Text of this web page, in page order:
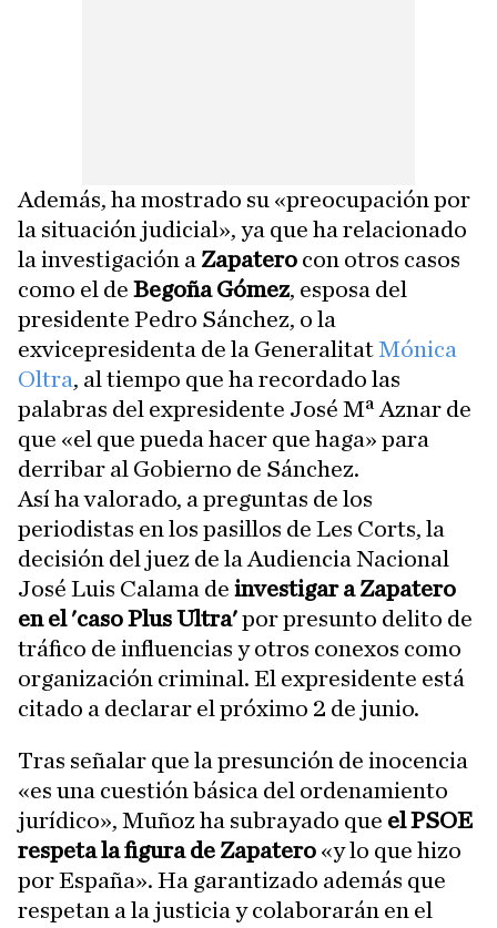
Además, ha mostrado su «preocupación por
la situación judicial», ya que ha relacionado
la investigación a Zapatero con otros casos
como el de Begoña Gómez, esposa del
presidente Pedro Sánchez, o la
exvicepresidenta de la GeneralitatMónica
Oltra, al tiempo que ha recordado las
palabras del expresidente José Mª Aznar de
que «el que pueda hacer que haga» para
derribar al Gobierno de Sánchez.
Así ha valorado, a preguntas de los
periodistas en los pasillos de Les Corts, la
decisión del juez de la Audiencia Nacional
José Luis Calama de investigar a Zapatero
en el 'caso Plus Ultra'por presunto delito de
tráfico de influencias y otros conexos como
organización criminal. El expresidente está
citado a declarar el próximo 2 de junio.
Tras señalar que la presunción de inocencia
«es una cuestión básica del ordenamiento
jurídico», Muñoz ha subrayado que el PSOE
respeta la figura de Zapatero «y lo que hizo
por España». Ha garantizado además que
respetan a la justicia y colaborarán en el